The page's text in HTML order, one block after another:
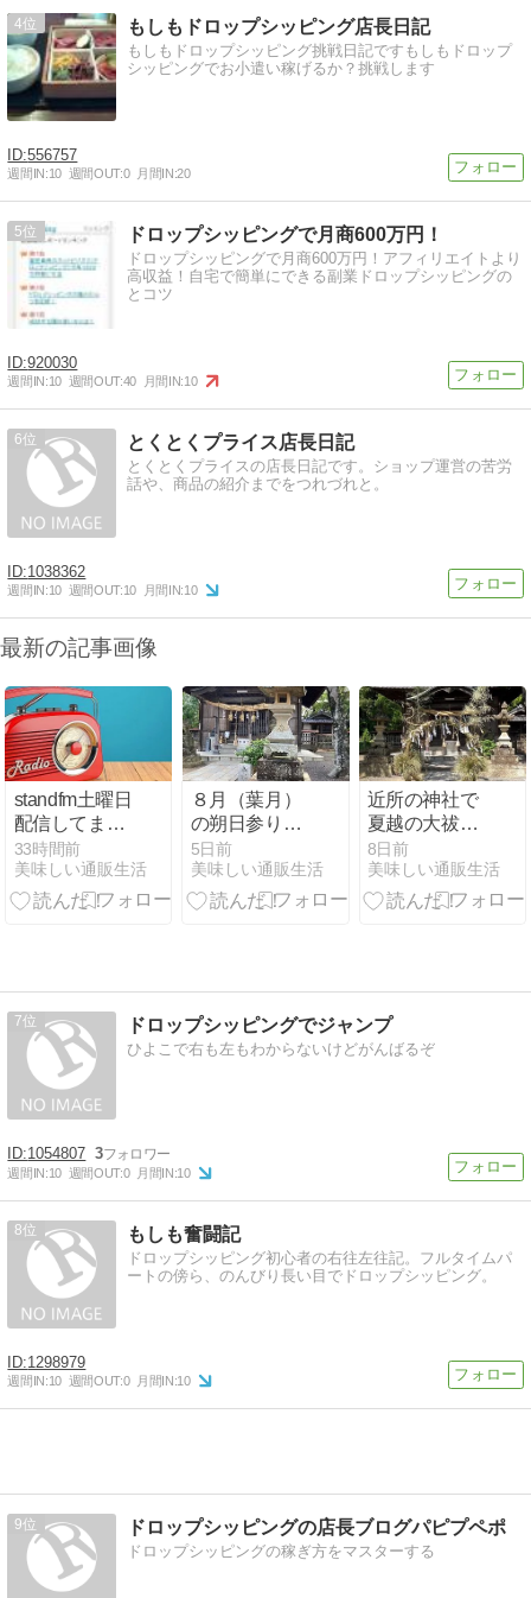
4 もしもドロップシッピング店長日記
もしもドロップシッピング挑戦日記ですもしもドロップ
シッピングでお小遣い稼げるか？挑戦します
556757
週間IN:10 週間OUT:0 月間IN:20
5 ドロップシッピングで月商600万円！
ドロップシッピングで月商600万円！アフィリエイトより
高収益！自宅で簡単にできる副業ドロップシッピングの
とコツ
920030
週間IN:10 週間OUT:40 月間IN:10
6 とくとくプライス店長日記
とくとくプライスの店長日記です。ショップ運営の苦労
話や、商品の紹介までをつれづれと。
1038362
週間IN:10 週間OUT:10 月間IN:10
最新の記事画像
standfm土曜日
配信してま
す。毎週土曜
日配信（時々
番外もあ
33時間前
美味しい通販生活
８月（葉月）
の朔日参りに
行ってきまし
た。
5日前
美味しい通販生活
近所の神社で
夏越の大祓！
茅の輪をくぐ
って邪気払い
完了しまし
8日前
美味しい通販生活
7 ドロップシッピングでジャンプ
ひよこで右も左もわからないけどがんばるぞ
1054807 3
週間IN:10 週間OUT:0 月間IN:10
8 もしも奮闘記
ドロップシッピング初心者の右往左往記。フルタイムパ
ートの傍ら、のんびり長い目でドロップシッピング。
1298979
週間IN:10 週間OUT:0 月間IN:10
9 ドロップシッピングの店長ブログパピプペポ
ドロップシッピングの稼ぎ方をマスターする